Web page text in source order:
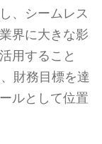
、シームレス
界に大きな影
用すること
財務目標を達
ルとして位置